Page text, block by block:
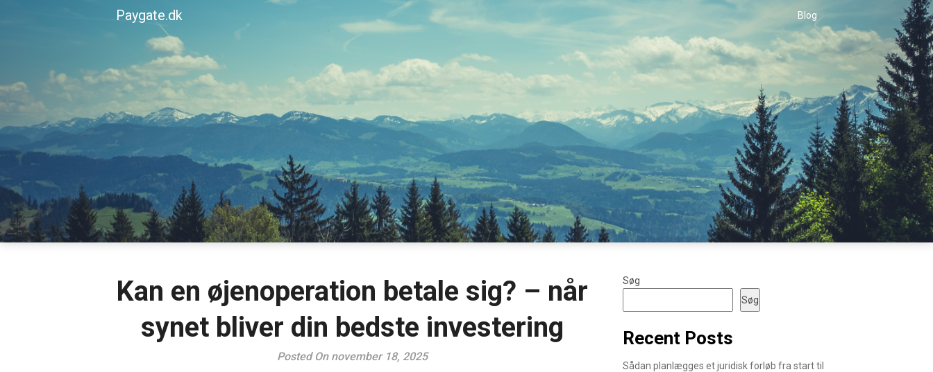
Paygate.dk Blog
Kan en øjenoperation betale sig? – når
synet bliver din bedste investering
Posted On november 18, 2025
Søg
Søg
Recent Posts
Sådan planlægges et juridisk forløb fra start til